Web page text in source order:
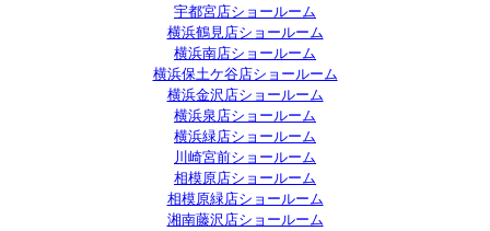
宇都宮店ショールーム
横浜鶴見店ショールーム
横浜南店ショールーム
横浜保土ケ谷店ショールーム
横浜金沢店ショールーム
横浜泉店ショールーム
横浜緑店ショールーム
川崎宮前ショールーム
相模原店ショールーム
相模原緑店ショールーム
湘南藤沢店ショールーム